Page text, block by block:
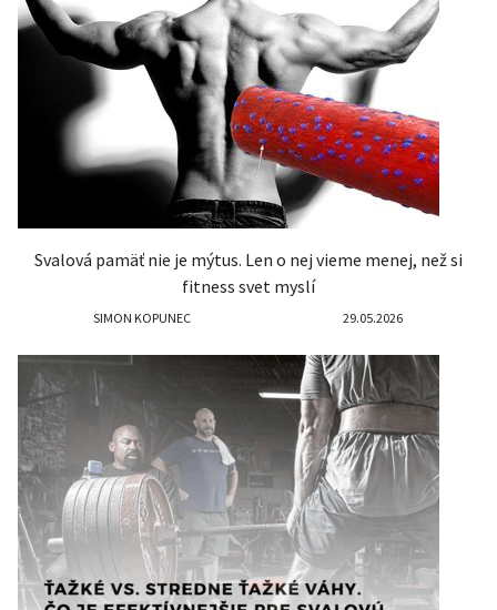
Svalová pamäť nie je mýtus. Len o nej vieme menej, než si
fitness svet myslí
SIMON KOPUNEC 29.05.2026